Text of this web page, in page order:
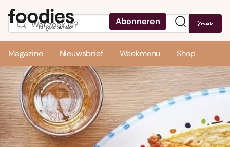
Abonneren Zoek
Magazine Nieuwsbrief Weekmenu Shop